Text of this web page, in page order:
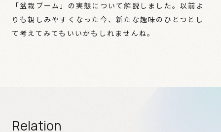
「盆栽ブーム」の実態について解説しました。以前よ
りも親しみやすくなった今、新たな趣味のひとつとし
て考えてみてもいいかもしれませんね。
Relation